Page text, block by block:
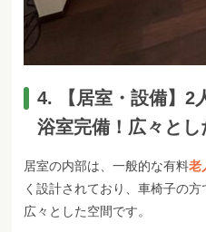
4. 【居室・設備】2
浴室完備！広々と
居室の内部は、一般的な有料老
く設計されており、車椅子の
広々とした空間です。